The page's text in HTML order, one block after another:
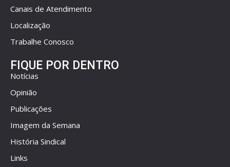
Canais de Atendimento
Localização
Trabalhe Conosco
FIQUE POR DENTRO
Notícias
Opinião
Publicações
Imagem da Semana
História Sindical
Links